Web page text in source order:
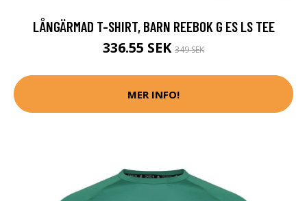
LÅNGÄRMAD T-SHIRT, BARN REEBOK G ES LS TEE
336.55 SEK 349 SEK
MER INFO!